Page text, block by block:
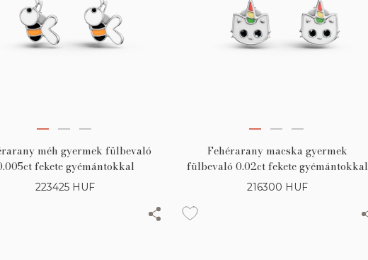
méh gyermek fülbevaló
fekete gyémántokkal
223425 HUF
Fehérarany macska gyermek
fülbevaló 0.02ct fekete gyémántokkal
216300 HUF